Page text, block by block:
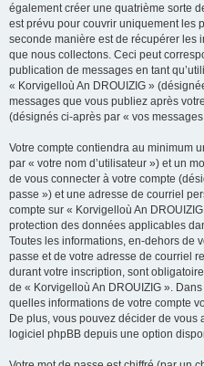
également créer une quatrième sorte
est prévu pour couvrir uniquement les
seconde manière est de récupérer les
que nous collectons. Ceci peut
publication de messages en tant
« Korvigelloù An DROUIZIG »
messages que vous publiez après
(désignés ci-après par « vos
Votre compte contiendra au minimum
par « votre nom d’utilisateur ») et un
de vous connecter à votre compte
passe ») et une adresse de courriel
compte sur « Korvigelloù An
protection des données applicables
Toutes les informations, en-dehors de
passe et de votre adresse de courriel
durant votre inscription, sont
de « Korvigelloù An DROUIZIG ».
quelles informations de votre compte
De plus, vous pouvez décider de
logiciel phpBB depuis une option